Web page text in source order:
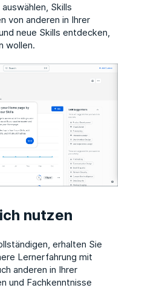
Skills
von anderen in Ihrer
neue Skills entdecken,
wollen.
nutzen
erhalten Sie
Lernerfahrung mit
anderen in Ihrer
und Fachkenntnisse